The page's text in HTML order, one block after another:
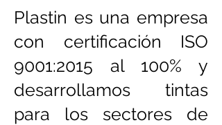
Plastin es una empresa
con certificación ISO
9001:2015 al 100% y
desarrollamos tintas
para los sectores de